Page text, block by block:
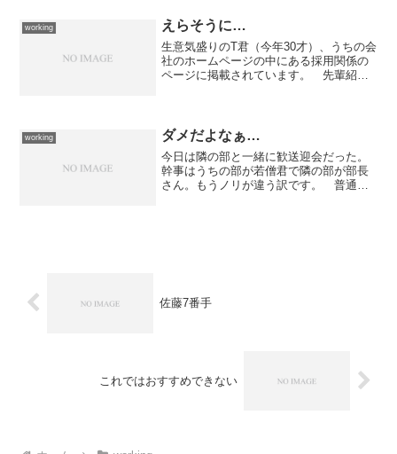
は、目的を持って設備検討を...
working えらそうに…
生意気盛りのT君（今年30才）、うちの会
社のホームページの中にある採用関係の
ページに掲載されています。 先輩紹介
員。 単なるかっこつ...
working ダメだよなぁ…
今日は隣の部と一緒に歓送迎会だった。
幹事はうちの部が若僧君で隣の部が部長
さん。もうノリが違う訳です。 普通は
佐藤7番手
これではおすすめできない